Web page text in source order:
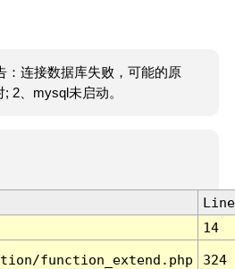
：连接数据库失败，可能的原
2、mysql未启动。
Line
14
function_extend.php 324